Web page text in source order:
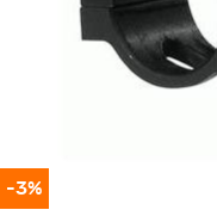
-3%